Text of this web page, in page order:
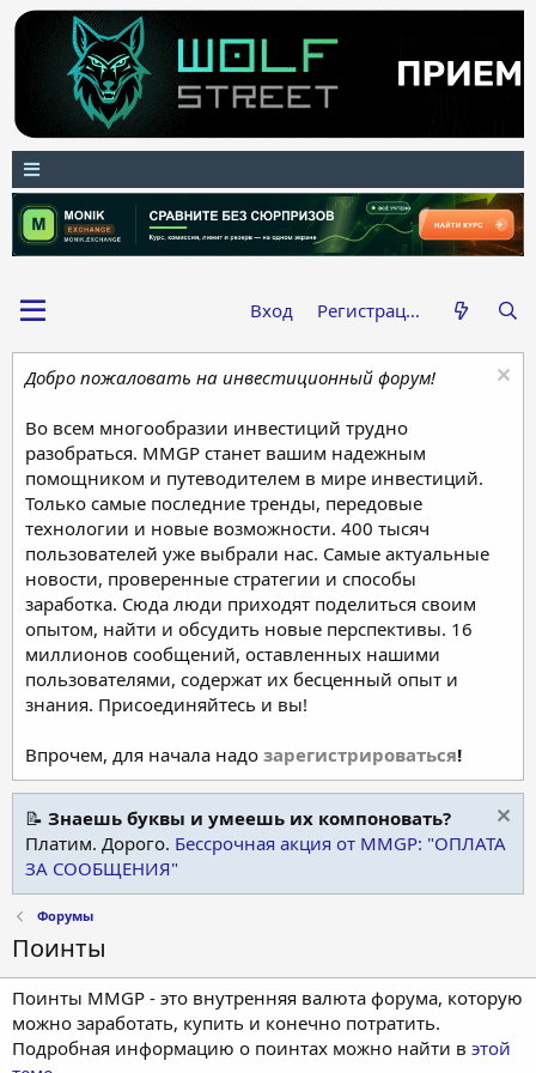
Вход Регистрация
Добро пожаловать на инвестиционный форум!
Во всем многообразии инвестиций трудно
разобраться. MMGP станет вашим надежным
помощником и путеводителем в мире инвестиций.
Только самые последние тренды, передовые
технологии и новые возможности. 400 тысяч
пользователей уже выбрали нас. Самые актуальные
новости, проверенные стратегии и способы
заработка. Сюда люди приходят поделиться своим
опытом, найти и обсудить новые перспективы. 16
миллионов сообщений, оставленных нашими
пользователями, содержат их бесценный опыт и
знания. Присоединяйтесь и вы!
Впрочем, для начала надо зарегистрироваться!
📝 Знаешь буквы и умеешь их компоновать?
Платим. Дорого. Бессрочная акция от MMGP: "ОПЛАТА
ЗА СООБЩЕНИЯ"
Форумы
Поинты
Поинты MMGP - это внутренняя валюта форума, которую
можно заработать, купить и конечно потратить.
Подробная информацию о поинтах можно найти в этой